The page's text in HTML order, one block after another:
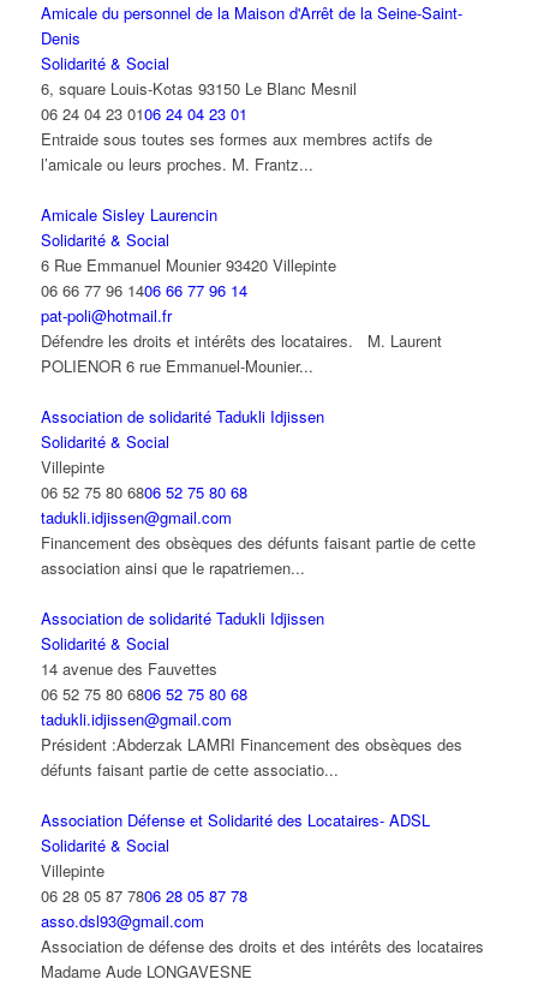
Amicale du personnel de la Maison d'Arrêt de la Seine-Saint-
Denis
Solidarité & Social
6, square Louis-Kotas 93150 Le Blanc Mesnil
06 24 04 23 0106 24 04 23 01
Entraide sous toutes ses formes aux membres actifs de
l’amicale ou leurs proches. M. Frantz...
Amicale Sisley Laurencin
Solidarité & Social
6 Rue Emmanuel Mounier 93420 Villepinte
06 66 77 96 1406 66 77 96 14
pat-poli@hotmail.fr
Défendre les droits et intérêts des locataires. M. Laurent
POLIENOR 6 rue Emmanuel-Mounier...
Association de solidarité Tadukli Idjissen
Solidarité & Social
Villepinte
06 52 75 80 6806 52 75 80 68
tadukli.idjissen@gmail.com
Financement des obsèques des défunts faisant partie de cette
association ainsi que le rapatriemen...
Association de solidarité Tadukli Idjissen
Solidarité & Social
14 avenue des Fauvettes
06 52 75 80 6806 52 75 80 68
tadukli.idjissen@gmail.com
Président :Abderzak LAMRI Financement des obsèques des
défunts faisant partie de cette associatio...
Association Défense et Solidarité des Locataires- ADSL
Solidarité & Social
Villepinte
06 28 05 87 7806 28 05 87 78
asso.dsl93@gmail.com
Association de défense des droits et des intérêts des locataires
Madame Aude LONGAVESNE